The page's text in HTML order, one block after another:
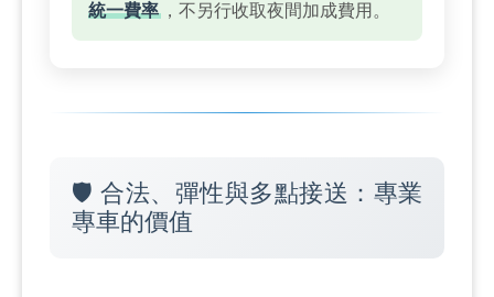
統一費率 ，不另行收取夜間加成費用。
🛡️ 合法、彈性與多點接送：專業
專車的價值